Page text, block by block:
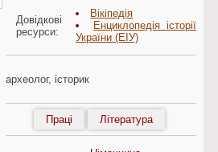
Довідкові
ресурси:
Вікіпедія
Енциклопедія історії
України (ЕІУ)
археолог, історик
Праці Література